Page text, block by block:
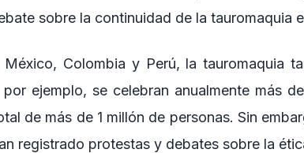
sobre la continuidad de la tauromaquia
México, Colombia y Perú, la tauromaquia
ejemplo, se celebran anualmente más
de más de 1 millón de personas. Sin
registrado protestas y debates sobre la